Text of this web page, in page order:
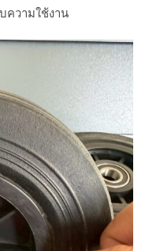
ความใช้งาน